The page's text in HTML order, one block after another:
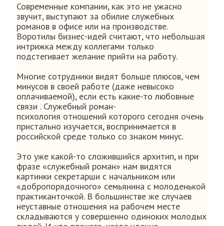
Современные компании, как это не ужасно
звучит, выступают за обилие служебных
романов в офисе или на производстве.
Воротилы бизнес-идей считают, что небольшая
интрижка между коллегами только
подстегивает желание прийти на работу.
Многие сотрудники видят больше плюсов, чем
минусов в своей работе (даже невысоко
оплачиваемой), если есть какие-то любовные
связи . Служебный роман-
психология отношений которого сегодня очень
пристально изучается, воспринимается в
российской среде только со знаком минус.
Это уже какой-то сложившийся архитип, и при
фразе «служебный роман» нам видятся
картинки секретарши с начальником или
«добропорядочного» семьянина с молоденькой
практиканточкой. В большинстве же случаев
неуставные отношения на рабочем месте
складываются у совершенно одиноких молодых